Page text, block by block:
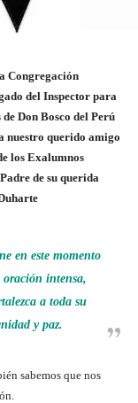
Congregación
del Inspector para
Don Bosco del Perú
nuestro querido amigo
los Exalumnos
de su querida
en este momento
intensa,
a toda su
y paz.
sabemos que nos